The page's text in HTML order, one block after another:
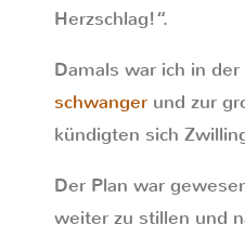
Herzschlag!“.
Damals war ich in der
schwanger und zur
kündigten sich
Der Plan war
weiter zu stillen und